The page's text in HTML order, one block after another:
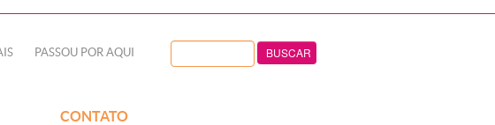
PASSOU POR AQUI
CONTATO